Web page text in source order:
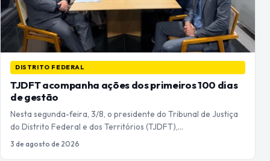
DISTRITO FEDERAL
TJDFT acompanha ações dos primeiros 100 dias
de gestão
Nesta segunda-feira, 3/8, o presidente do Tribunal de Justiça
do Distrito Federal e dos Territórios (TJDFT),…
3 de agosto de 2026